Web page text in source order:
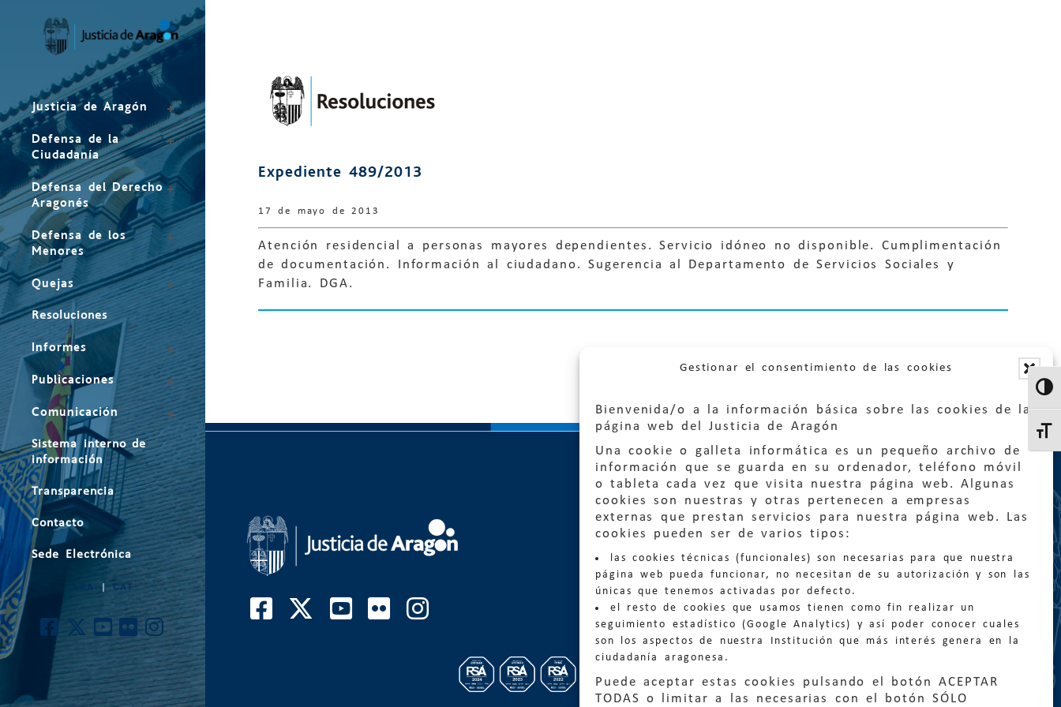
Gestionar el consentimiento de las cookies
Bienvenida/o a la información básica sobre las cookies de la
página web del Justicia de Aragón
Una cookie o galleta informática es un pequeño archivo de
información que se guarda en su ordenador, teléfono móvil
o tableta cada vez que visita nuestra página web. Algunas
cookies son nuestras y otras pertenecen a empresas
externas que prestan servicios para nuestra página web. Las
cookies pueden ser de varios tipos:
las cookies técnicas (funcionales) son necesarias para que nuestra
página web pueda funcionar, no necesitan de su autorización y son las
únicas que tenemos activadas por defecto.
el resto de cookies que usamos tienen como fin realizar un
seguimiento estadístico (Google Analytics) y así poder conocer cuales
son los aspectos de nuestra Institución que más interés genera en la
ciudadanía aragonesa.
Puede aceptar estas cookies pulsando el botón ACEPTAR
TODAS o limitar a las necesarias con el botón SÓLO
Justicia de Aragón
Defensa de la
Ciudadanía
Defensa del Derecho
Aragonés
Defensa de los
Menores
Quejas
Resoluciones
Informes
Publicaciones
Comunicación
Sistema interno de
información
Transparencia
Contacto
Sede Electrónica
|CAT
Expediente 489/2013
17 de mayo de 2013
Atención residencial a personas mayores dependientes. Servicio idóneo no disponible. Cumplimentación
de documentación. Información al ciudadano. Sugerencia al Departamento de Servicios Sociales y
Familia. DGA.
Quejas:quejas@eljusticiadearagon.es
Información general:
informacion@eljusticiadearagon.es
Teléfonos: 900 210 210/ 976 399 354